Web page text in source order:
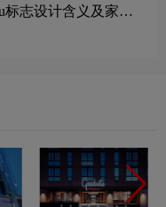
标志设计含义及家具